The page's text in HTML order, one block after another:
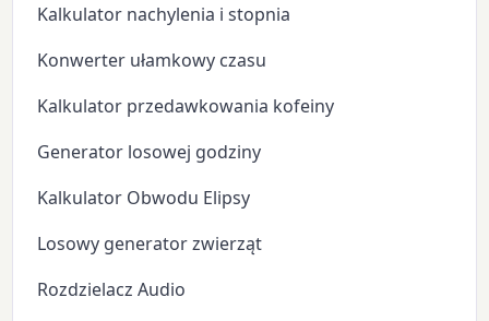
Kalkulator nachylenia i stopnia
Konwerter ułamkowy czasu
Kalkulator przedawkowania kofeiny
Generator losowej godziny
Kalkulator Obwodu Elipsy
Losowy generator zwierząt
Rozdzielacz Audio